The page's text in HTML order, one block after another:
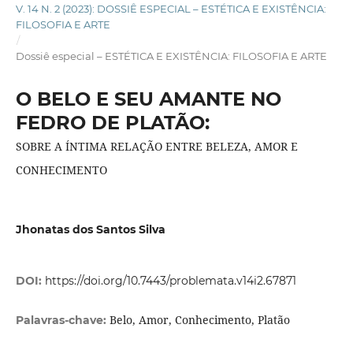
V. 14 N. 2 (2023): DOSSIÊ ESPECIAL – ESTÉTICA E EXISTÊNCIA:
FILOSOFIA E ARTE
/
Dossiê especial – ESTÉTICA E EXISTÊNCIA: FILOSOFIA E ARTE
O BELO E SEU AMANTE NO
FEDRO DE PLATÃO:
SOBRE A ÍNTIMA RELAÇÃO ENTRE BELEZA, AMOR E
CONHECIMENTO
Jhonatas dos Santos Silva
DOI: https://doi.org/10.7443/problemata.v14i2.67871
Palavras-chave: Belo, Amor, Conhecimento, Platão